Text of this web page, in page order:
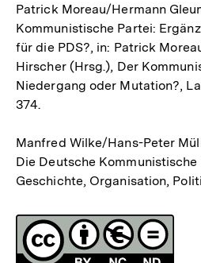
Patrick Moreau/Hermann
Kommunistische Partei:
für die PDS?, in: Patrick
Hirscher (Hrsg.), Der
Niedergang oder Mutation?,
374.
Manfred Wilke/Hans-Peter
Die Deutsche Kommunistische
Geschichte, Organisation,
Fussnoten
Lizenz